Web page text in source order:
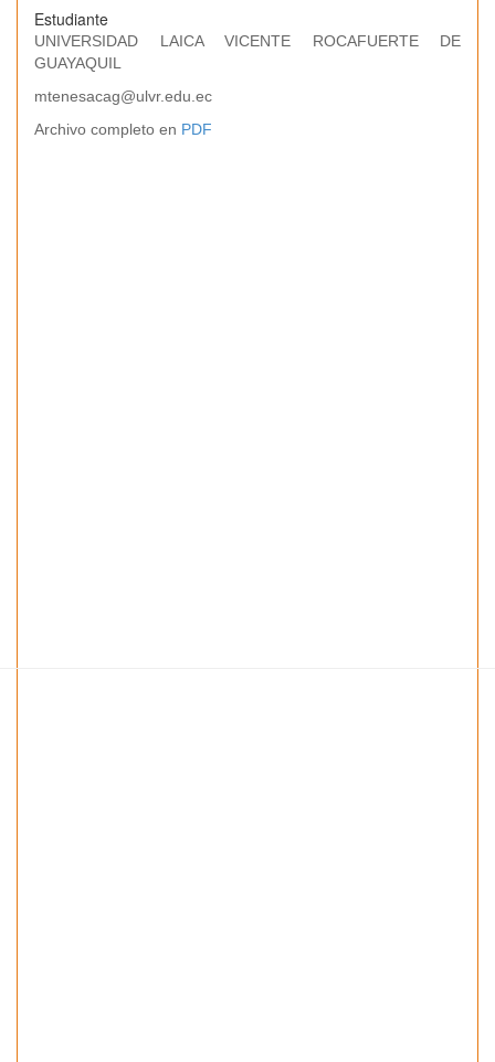
Estudiante
UNIVERSIDAD LAICA VICENTE ROCAFUERTE DE
GUAYAQUIL
mtenesacag@ulvr.edu.ec
Archivo completo en PDF